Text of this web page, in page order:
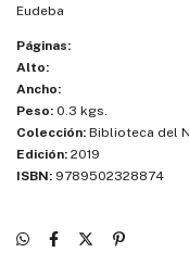
Eudeba
Páginas:
Alto:
Ancho:
Peso: 0.3 kgs.
Colección: Biblioteca del
Edición: 2019
ISBN: 9789502328874